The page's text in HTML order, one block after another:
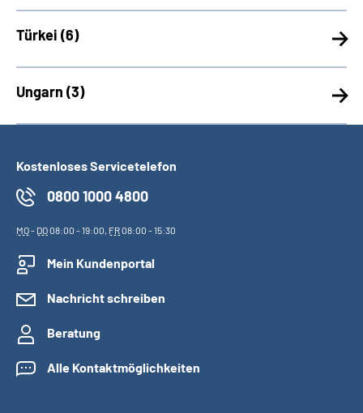
Türkei (6)
Ungarn (3)
Kostenloses Servicetelefon
0800 1000 4800
MO- DO08:00 - 19:00, FR08:00 - 15:30
Mein Kundenportal
Nachricht schreiben
Beratung
Alle Kontaktmöglichkeiten